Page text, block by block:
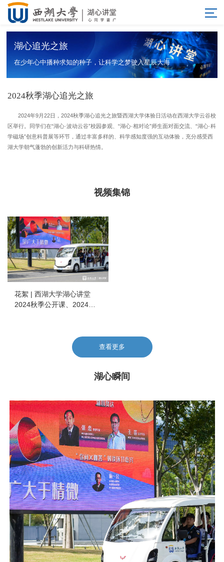
湖心追光之旅
在少年心中播种求知的种子，让科学之梦驶入星辰大海
2024秋季湖心追光之旅
2024年9月22日，2024秋季湖心追光之旅暨西湖大学体验日活动在西湖大学云谷校
区举行。同学们在“湖心·波动云谷”校园参观、“湖心·相对论”师生面对面交流、“湖心·科
学磁场”创意科普展等环节，通过丰富多样的、科学感知度强的互动体验，充分感受西
湖大学朝气蓬勃的创新活力与科研热情。
视频集锦
花絮 | 西湖大学湖心讲堂
2024秋季公开课、2024秋
查看更多
湖心瞬间